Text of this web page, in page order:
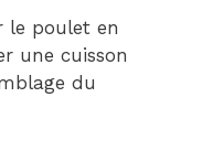
le poulet en
une cuisson
du